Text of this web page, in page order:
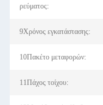
ρεύματος:
9Χρόνος εγκατάστασης:
10Πακέτο μεταφορών:
11Πάχος τοίχου: